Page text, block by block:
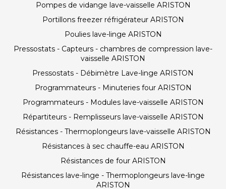
Pompes de vidange lave-vaisselle ARISTON
Portillons freezer réfrigérateur ARISTON
Poulies lave-linge ARISTON
Pressostats - Capteurs - chambres de compression lave-
vaisselle ARISTON
Pressostats - Débimètre Lave-linge ARISTON
Programmateurs - Minuteries four ARISTON
Programmateurs - Modules lave-vaisselle ARISTON
Répartiteurs - Remplisseurs lave-vaisselle ARISTON
Résistances - Thermoplongeurs lave-vaisselle ARISTON
Résistances à sec chauffe-eau ARISTON
Résistances de four ARISTON
Résistances lave-linge - Thermoplongeurs lave-linge
ARISTON